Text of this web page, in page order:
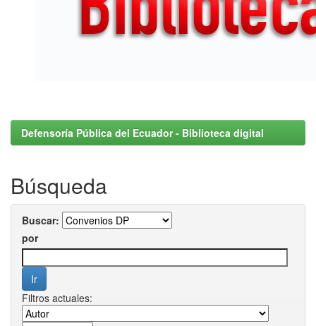
Defensoría Pública del Ecuador - Biblioteca digital
Búsqueda
Buscar:
por
Filtros actuales: